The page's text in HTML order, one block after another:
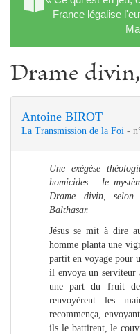
France légalise
Drame
Antoine BIROT
La Transmission de la Foi -
Une exégèse
homicides : le
Drame divin,
Balthasar.
Jésus se mit à dire
homme planta une
partit en voyage pour
il envoya un serviteur
une part du fruit
renvoyèrent les
recommença,
ils le battirent, le